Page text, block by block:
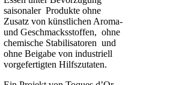
saisonaler Produkte ohne
Zusatz von künstlichen Aroma-
und Geschmacksstoffen, ohne
chemische Stabilisatoren und
ohne Beigabe von industriell
vorgefertigten Hilfszutaten.